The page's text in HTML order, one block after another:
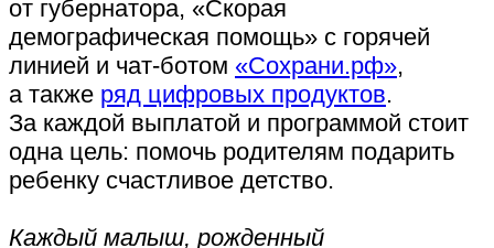
от губернатора, «Скорая
демографическая помощь» с горячей
линией и чат-ботом «Сохрани.рф»,
а также ряд цифровых продуктов.
За каждой выплатой и программой стоит
одна цель: помочь родителям подарить
ребенку счастливое детство.
Каждый малыш, рожденный